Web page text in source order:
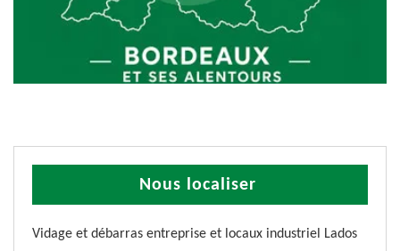
Nous localiser
Vidage et débarras entreprise et locaux industriel Lados